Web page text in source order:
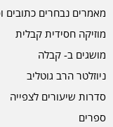
מאמרים נבחרים כתובים
מוזיקה חסידית קבלית
מושגים ב- קבלה
ניוזלטר הרב גוטליב
סדרות שיעורים לצפייה
ספרים